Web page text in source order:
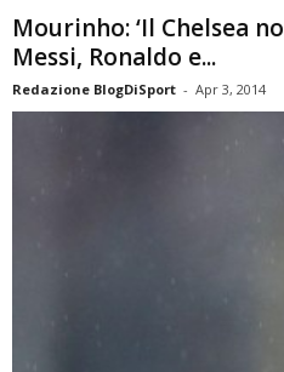
Mourinho: ‘Il Chelsea
Messi, Ronaldo e...
Redazione BlogDiSport - Apr 3, 2014